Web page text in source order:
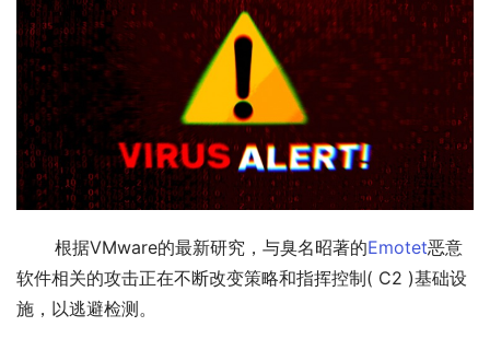
       根据VMware的最新研究，与臭名昭著的
Emotet恶意
软件相关的攻击正在不断改变策略和指挥控制( C2 )基础设
施，以逃避检测。